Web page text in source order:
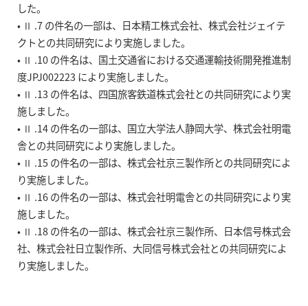
した。
• Ⅱ .7 の件名の一部は、日本精工株式会社、株式会社ジェイテ
クトとの共同研究により実施しました。
• Ⅱ .10 の件名は、国土交通省における交通運輸技術開発推進制
度JPJ002223 により実施しました。
• Ⅱ .13 の件名は、四国旅客鉄道株式会社との共同研究により実
施しました。
• Ⅱ .14 の件名の一部は、国立大学法人静岡大学、株式会社明電
舎との共同研究により実施しました。
• Ⅱ .15 の件名の一部は、株式会社京三製作所との共同研究によ
り実施しました。
• Ⅱ .16 の件名の一部は、株式会社明電舎との共同研究により実
施しました。
• Ⅱ .18 の件名の一部は、株式会社京三製作所、日本信号株式会
社、株式会社日立製作所、大同信号株式会社との共同研究によ
り実施しました。